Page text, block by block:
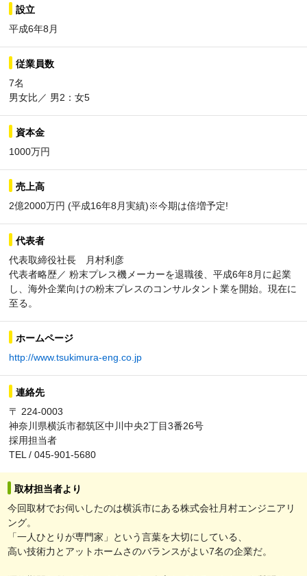
設立
平成6年8月
従業員数
7名
男女比／ 男2：女5
資本金
1000万円
売上高
2億2000万円 (平成16年8月実績)※今期は倍増予定!
代表者
代表取締役社長 月村利彦
代表者略歴／ 粉末プレス機メーカーを退職後、平成6年8月に起業
し、海外企業向けの粉末プレスのコンサルタント業を開始。現在に
至る。
ホームページ
http://www.tsukimura-eng.co.jp
連絡先
〒 224-0003
神奈川県横浜市都筑区中川中央2丁目3番26号
採用担当者
TEL / 045-901-5680
取材担当者より
今回取材でお伺いしたのは横浜市にある株式会社月村エンジニアリ
ング。
「一人ひとりが専門家」という言葉を大切にしている、
高い技術力とアットホームさのバランスがよい7名の企業だ。